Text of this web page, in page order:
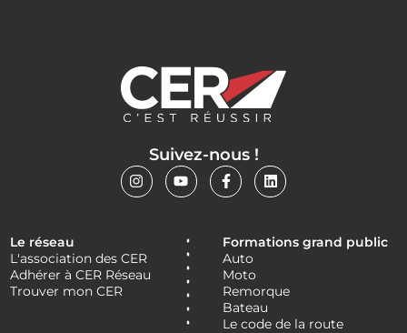
Suivez-nous !
Le réseau
L'association des CER
Adhérer à CER Réseau
Trouver mon CER
Formations grand public
Auto
Moto
Remorque
Bateau
Le code de la route